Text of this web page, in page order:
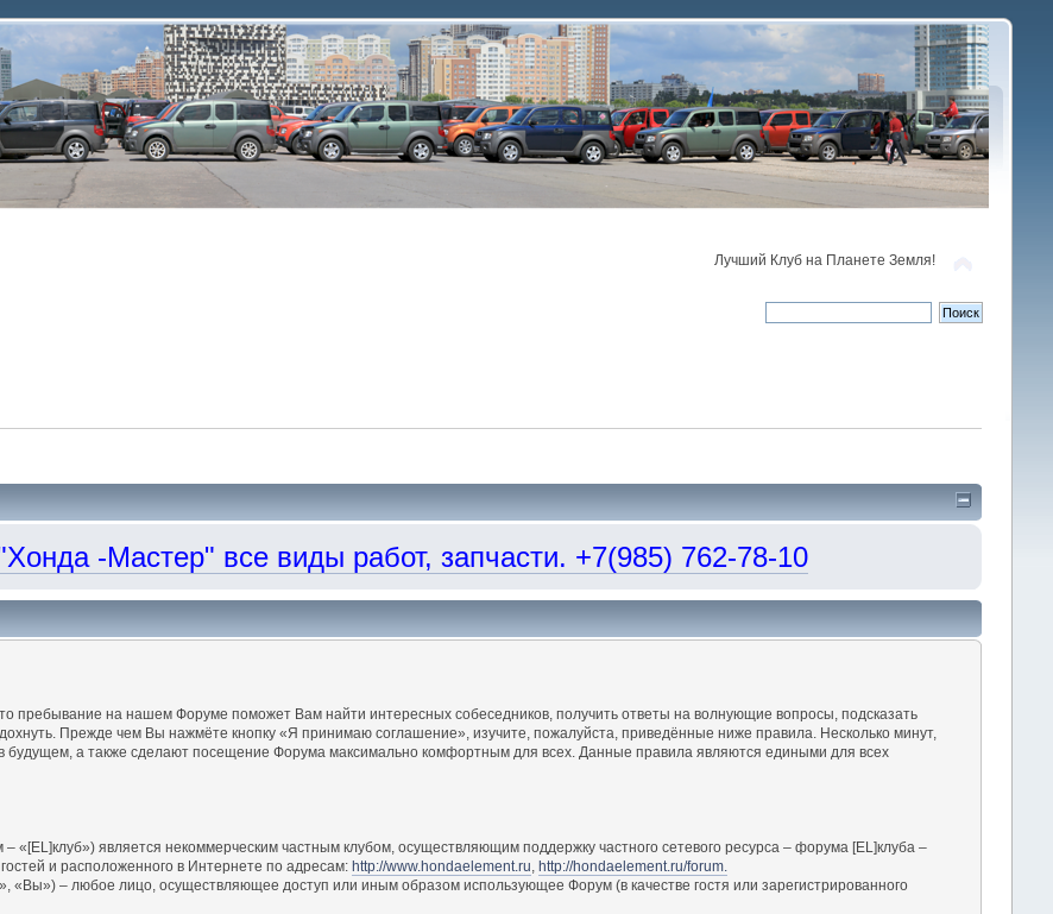
Лучший Клуб на Планете Земля!
-Мастер" все виды работ, запчасти. +7(985) 762-78-10
пребывание на нашем Форуме поможет Вам найти интересных собеседников, получить ответы на волнующие вопросы, подсказать
Прежде чем Вы нажмёте кнопку «Я принимаю соглашение», изучите, пожалуйста, приведённые ниже правила. Несколько минут,
будущем, а также сделают посещение Форума максимально комфортным для всех. Данные правила являются едиными для всех
«[EL]клуб») является некоммерческим частным клубом, осуществляющим поддержку частного сетевого ресурса – форума [EL]клуба –
и расположенного в Интернете по адресам: http://www.hondaelement.ru http://hondaelement.ru/forum.
«Вы») – любое лицо, осуществляющее доступ или иным образом использующее Форум (в качестве гостя или зарегистрированного